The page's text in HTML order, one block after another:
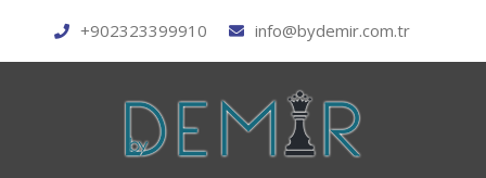
+902323399910 info@bydemir.com.tr